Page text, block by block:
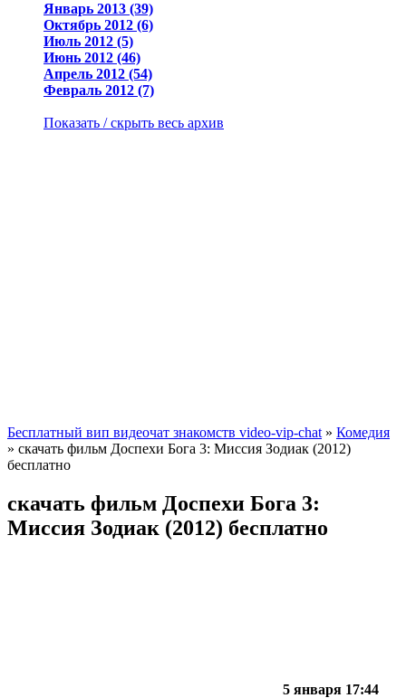
Январь 2013 (39)
Октябрь 2012 (6)
Июль 2012 (5)
Июнь 2012 (46)
Апрель 2012 (54)
Февраль 2012 (7)
Показать / скрыть весь архив
Бесплатный вип видеочат знакомств video-vip-chat » Комедия
» скачать фильм Доспехи Бога 3: Миссия Зодиак (2012)
бесплатно
скачать фильм Доспехи Бога 3:
Миссия Зодиак (2012) бесплатно
5 января 17:44